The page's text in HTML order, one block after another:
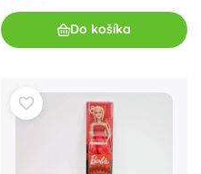
Do košíka